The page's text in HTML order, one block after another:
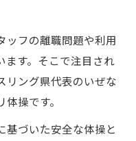
ッフの離職問題や利用
ます。そこで注目され
リング県代表のいぜな
操です。
基づいた安全な体操と